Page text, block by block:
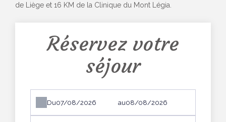
de Liège et 16 KM de la Clinique du Mont Légia.
Réservez votre
séjour
Du au